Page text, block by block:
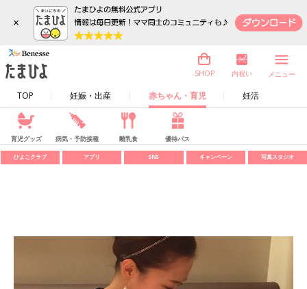
×
TOP 妊娠・出産 赤ちゃん・育児 妊活
SHOP 内祝い メニュー
育児グッズ 病気・予防接種 離乳食 優待パス
ひよこクラブ アプリ SNS キャンペーン 写真スタジオ